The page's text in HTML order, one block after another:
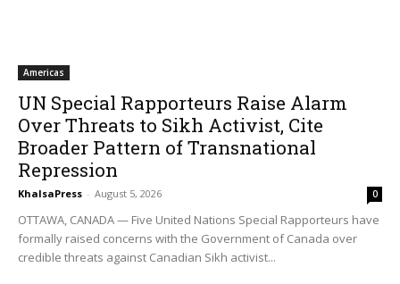
Americas
UN Special Rapporteurs Raise Alarm
Over Threats to Sikh Activist, Cite
Broader Pattern of Transnational
Repression
KhalsaPress - August 5, 2026 0
OTTAWA, CANADA — Five United Nations Special Rapporteurs have
formally raised concerns with the Government of Canada over
credible threats against Canadian Sikh activist...